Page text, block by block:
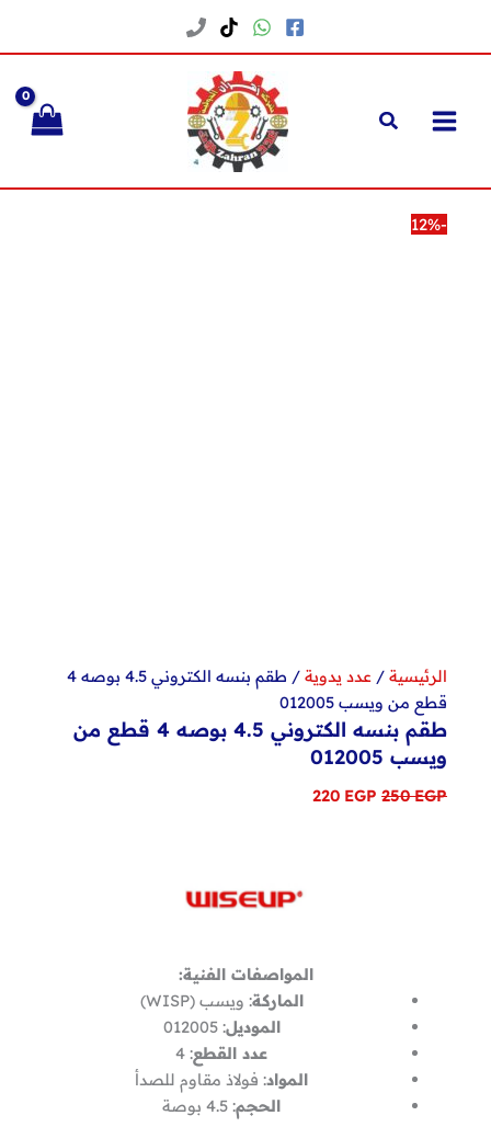
-12%
الرئيسية / عدد يدوية
/ طقم بنسه الكتروني 4.5 بوصه 4
قطع من ويسب 012005
طقم بنسه الكتروني 4.5 بوصه 4 قطع من
ويسب 012005
250EGP
السعر220 EGP
السعر
المواصفات الفنية:
الماركة: ويسب (WISP)
الموديل: 012005
عدد القطع: 4
المواد: فولاذ مقاوم للصدأ
الحجم: 4.5 بوصة